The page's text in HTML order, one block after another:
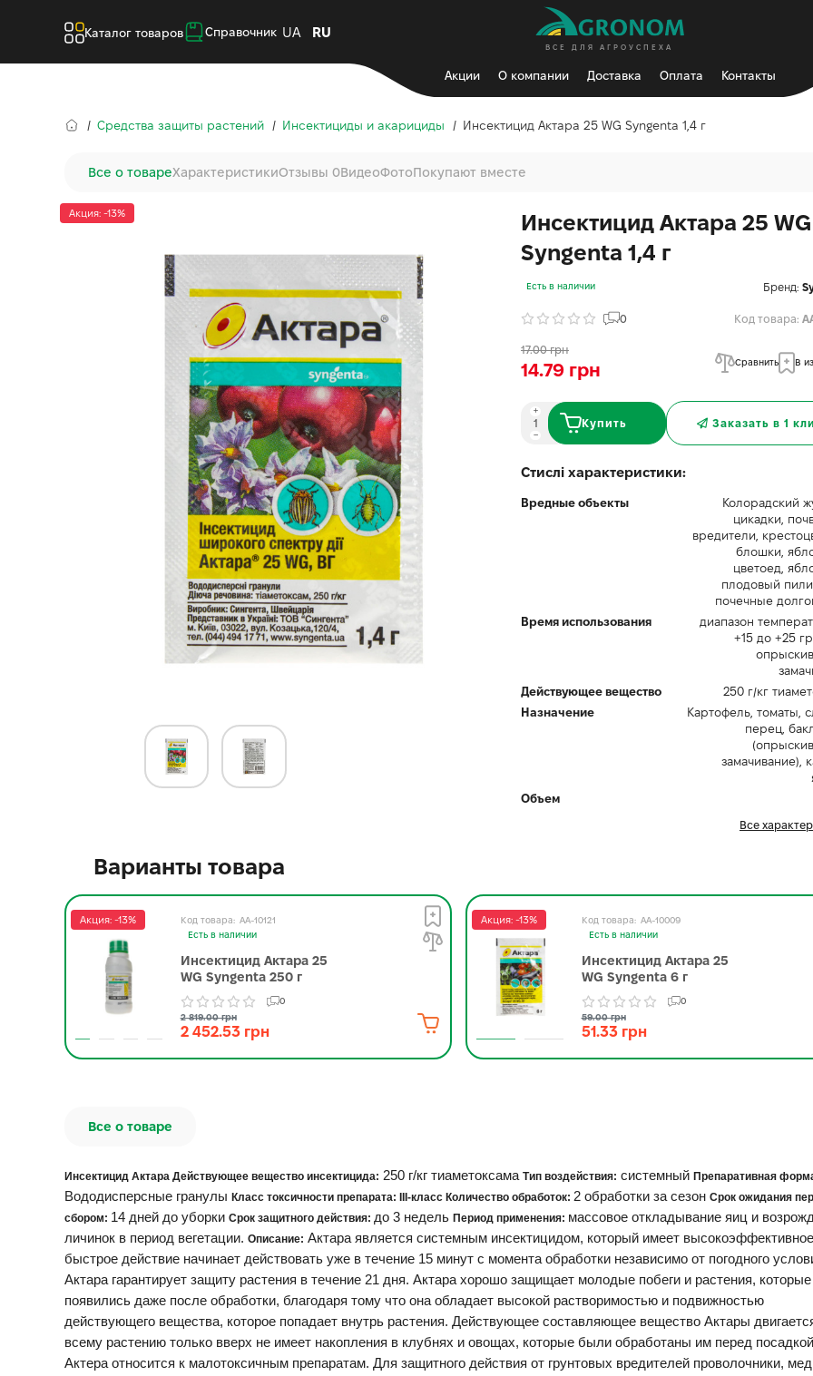
Каталог товаров Справочник UA RU
ВСЕ ДЛЯ АГРОУСПЕХА
Акции О компании Доставка Оплата Контакты
Средства защиты растений Инсектициды и акарициды Инсектицид Актара 25 WG Syngenta 1,4 г
Все о товареХарактеристикиОтзывы 0ВидеоФотоПокупают вместе
Акция: -13%
Инсектицид Актара 25 WG
Syngenta 1,4 г
Есть в наличии Бренд:
0 Код товара:
17.00 грн
14.79 грн Сравнить В
Купить Заказать в 1
Стислі характеристики:
Вредные объекты
Колорадский
цикадки,
вредители,
блошки,
цветоед,
плодовый
почечные
Время использования
диапазон
+15 до +25
Действующее вещество
250 г/кг
Назначение
Картофель, томаты,
перец,
замачивание),
Объем
Все
Варианты товара
Акция: -13%
AA-10121
Есть в наличии
Инсектицид Актара 25
WG Syngenta 250 г
0
2 819.00 грн
2 452.53 грн
Акция: -13%
AA-10009
Есть в наличии
Инсектицид Актара 25
WG Syngenta 6 г
0
59.00 грн
51.33 грн
Все о товаре
Инсектицид Актара Действующее вещество инсектицида: 250 г/кг тиаметоксама Тип воздействия: системный Препаративная
Вододисперсные гранулы Класс токсичности препарата: ІІІ-класс Количество обработок: 2 обработки за сезон Срок ожидания
сбором: 14 дней до уборки Срок защитного действия: до 3 недель Период применения: массовое откладывание яиц и
личинок в период вегетации. Описание: Актара является системным инсектицидом, который имеет
быстрое действие начинает действовать уже в течение 15 минут с момента обработки независимо от погодного
Актара гарантирует защиту растения в течение 21 дня. Актара хорошо защищает молодые побеги и растения, которые
появились даже после обработки, благодаря тому что она обладает высокой растворимостью и подвижностью
действующего вещества, которое попадает внутрь растения. Действующее составляющее вещество Актары
всему растению только вверх не имеет накопления в клубнях и овощах, которые были обработаны им перед
Актера относится к малотоксичным препаратам. Для защитного действия от грунтовых вредителей проволочники,